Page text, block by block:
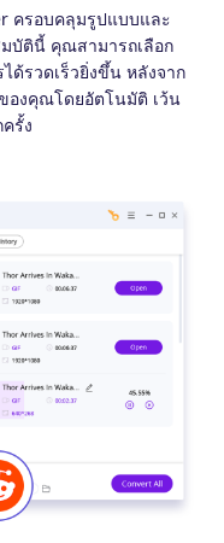
ครอบคลุมรูปแบบและ
บัตินี้ คุณสามารถเลือก
ด้รวดเร็วยิ่งขึ้น หลังจาก
องคุณโดยอัตโนมัติ เว้น
รั้ง